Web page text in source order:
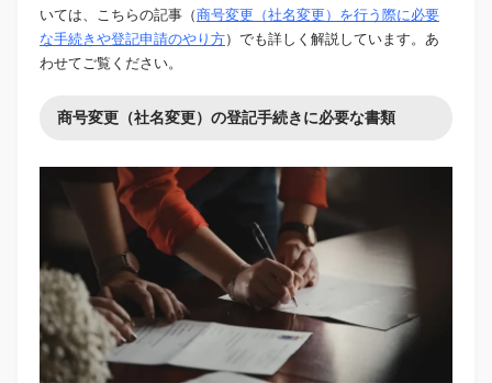
いては、こちらの記事（商号変更（社名変更）を行う際に必要
な手続きや登記申請のやり方）でも詳しく解説しています。あ
わせてご覧ください。
商号変更（社名変更）の登記手続きに必要な書類